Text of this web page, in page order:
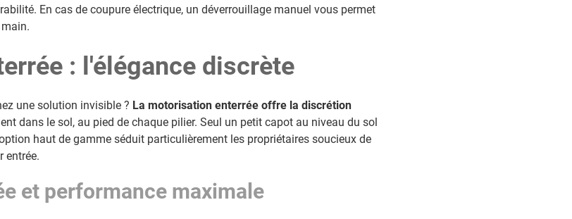
En cas de coupure électrique, un déverrouillage manuel vous permet
: l'élégance discrète
une solution invisible ? La motorisation enterrée offre la discrétion
dans le sol, au pied de chaque pilier. Seul un petit capot au niveau du sol
haut de gamme séduit particulièrement les propriétaires soucieux de
entrée.
et performance maximale